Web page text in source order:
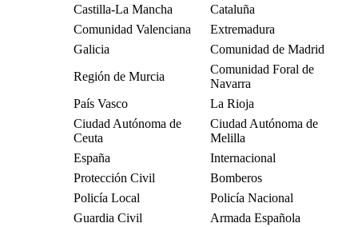
Castilla-La Mancha
Cataluña
Comunidad Valenciana
Extremadura
Galicia
Comunidad de Madrid
Región de Murcia
Comunidad Foral de
Navarra
País Vasco
La Rioja
Ciudad Autónoma de
Ceuta
Ciudad Autónoma de
Melilla
España
Internacional
Protección Civil
Bomberos
Policía Local
Policía Nacional
Guardia Civil
Armada Española